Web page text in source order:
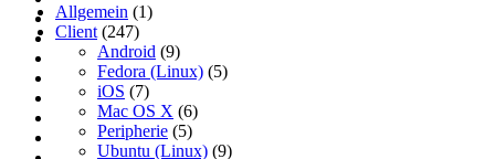
Allgemein (1)
Client (247)
Android (9)
Fedora (Linux) (5)
iOS (7)
Mac OS X (6)
Peripherie (5)
Ubuntu (Linux) (9)